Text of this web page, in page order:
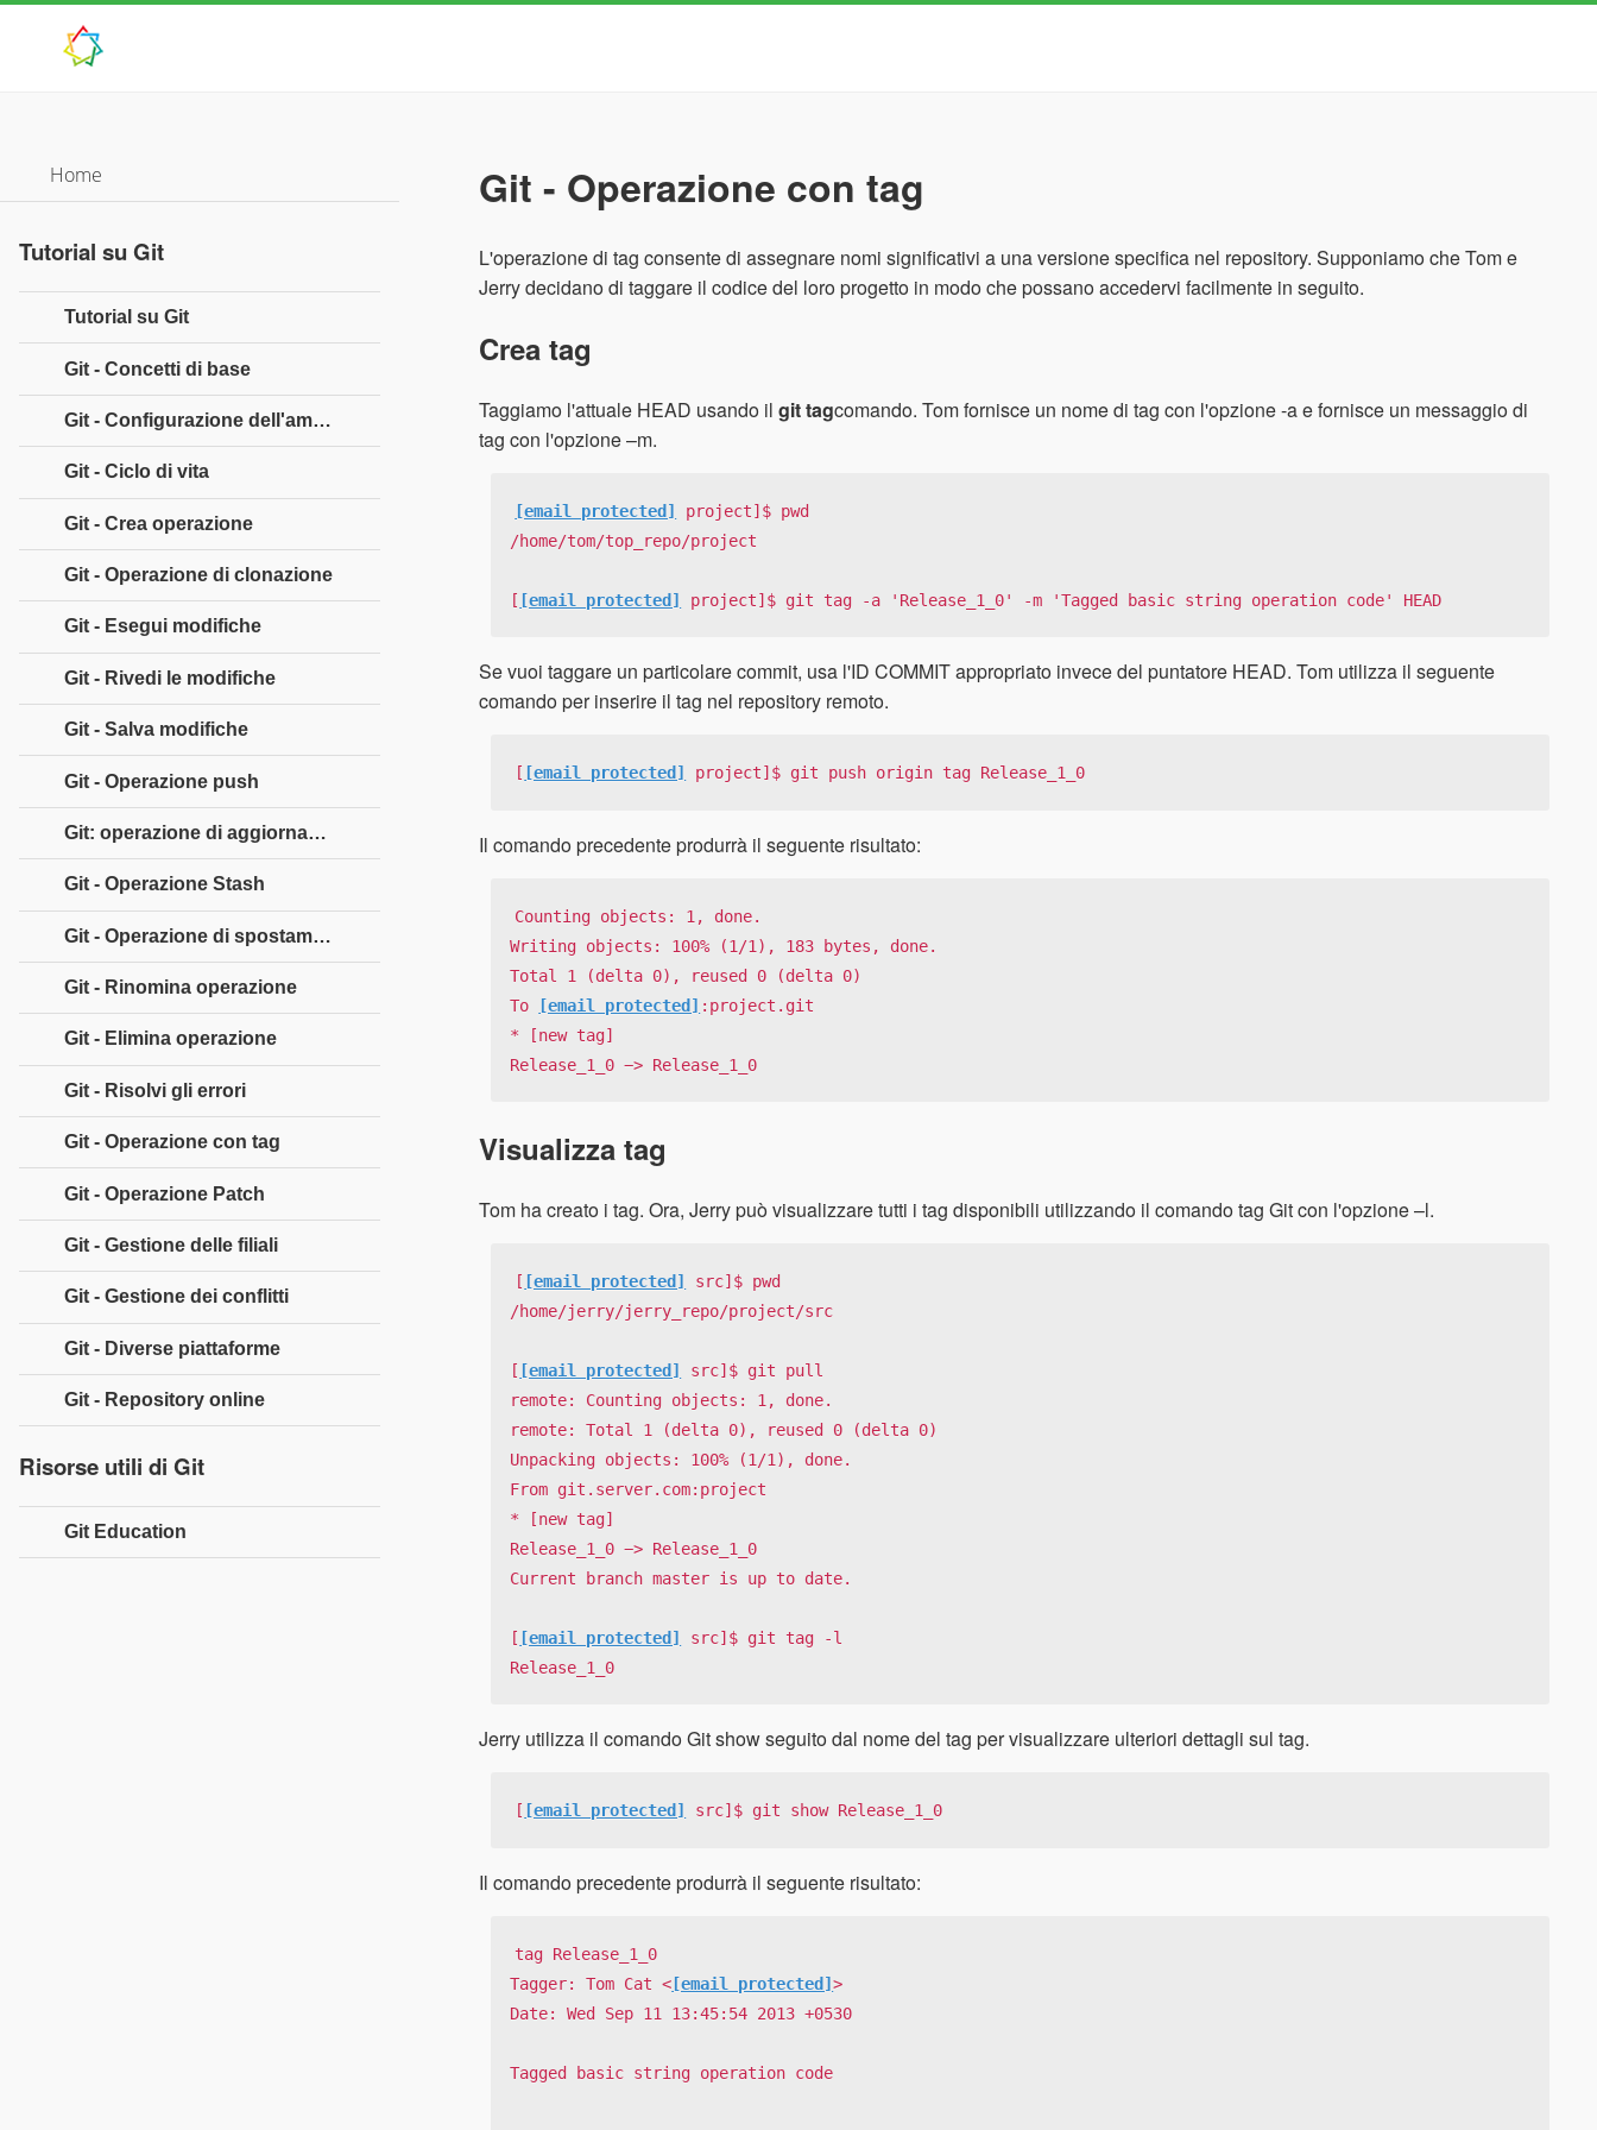
Git - Operazione con tag
L'operazione di tag consente di assegnare nomi significativi a una versione specifica nel repository. Supponiamo che Tom e
Jerry decidano di taggare il codice del loro progetto in modo che possano accedervi facilmente in seguito.
Crea tag
Taggiamo l'attuale HEAD usando ilgit tagcomando. Tom fornisce un nome di tag con l'opzione -a e fornisce un messaggio di
tag con l'opzione –m.
[email protected]
project]$ pwd
/home/tom/top_repo/project
[ [email protected] project]$ git tag -a 'Release_1_0' -m 'Tagged basic string operation code' HEAD
Se vuoi taggare un particolare commit, usa l'ID COMMIT appropriato invece del puntatore HEAD. Tom utilizza il seguente
comando per inserire il tag nel repository remoto.
[ [email protected] project]$ git push origin tag Release_1_0
Il comando precedente produrrà il seguente risultato:
Counting objects: 1, done.
Writing objects: 100% (1/1), 183 bytes, done.
Total 1 (delta 0), reused 0 (delta 0)
To
[email protected] :project.git
* [new tag]
Release_1_0 −> Release_1_0
Visualizza tag
Tom ha creato i tag. Ora, Jerry può visualizzare tutti i tag disponibili utilizzando il comando tag Git con l'opzione –l.
[ [email protected]
src]$ pwd
/home/jerry/jerry_repo/project/src
[ [email protected]
src]$ git pull
remote: Counting objects: 1, done.
remote: Total 1 (delta 0), reused 0 (delta 0)
Unpacking objects: 100% (1/1), done.
From git.server.com:project
* [new tag]
Release_1_0 −> Release_1_0
Current branch master is up to date.
[ [email protected]
src]$ git tag -l
Release_1_0
Jerry utilizza il comando Git show seguito dal nome del tag per visualizzare ulteriori dettagli sul tag.
[ [email protected] src]$ git show Release_1_0
Il comando precedente produrrà il seguente risultato:
tag Release_1_0
Tagger: Tom Cat < [email protected]>
Date: Wed Sep 11 13:45:54 2013 +0530
Tagged basic string operation code
Home
Tutorial su Git
Tutorial su Git
Git - Concetti di base
Git - Configurazione dell'ambiente
Git - Ciclo di vita
Git - Crea operazione
Git - Operazione di clonazione
Git - Esegui modifiche
Git - Rivedi le modifiche
Git - Salva modifiche
Git - Operazione push
Git: operazione di aggiornamento
Git - Operazione Stash
Git - Operazione di spostamento
Git - Rinomina operazione
Git - Elimina operazione
Git - Risolvi gli errori
Git - Operazione con tag
Git - Operazione Patch
Git - Gestione delle filiali
Git - Gestione dei conflitti
Git - Diverse piattaforme
Git - Repository online
Risorse utili di Git
Git Education